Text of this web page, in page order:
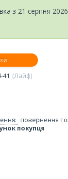
з 21 серпня 2026
41
Лайф
повернення
покупця